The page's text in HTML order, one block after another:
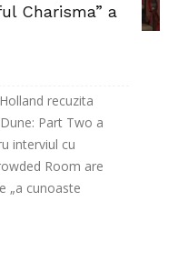
Charisma” a
recuzita
Part Two a
interviul cu
Room are
„a cunoaste